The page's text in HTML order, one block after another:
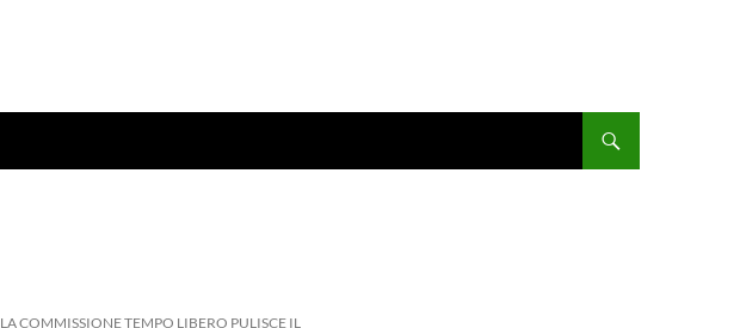
LA COMMISSIONE TEMPO LIBERO PULISCE IL